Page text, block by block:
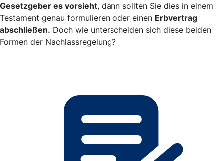
Gesetzgeber es vorsieht, dann sollten Sie dies in einem
Testament genau formulieren oder einen Erbvertrag
abschließen. Doch wie unterscheiden sich diese beiden
Formen der Nachlassregelung?